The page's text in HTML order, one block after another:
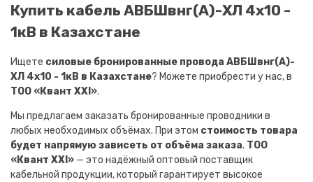
Купить кабель АВБШвнг(A)-ХЛ 4х10 -
1кВ в Казахстане
Ищете силовые бронированные провода АВБШвнг(A)-
ХЛ 4х10 - 1кВ в Казахстане? Можете приобрести у нас, в
ТОО «Квант XXI».
Мы предлагаем заказать бронированные проводники в
любых необходимых объёмах. При этом стоимость товара
будет напрямую зависеть от объёма заказа. ТОО
«Квант XXI» — это надёжный оптовый поставщик
кабельной продукции, который гарантирует высокое